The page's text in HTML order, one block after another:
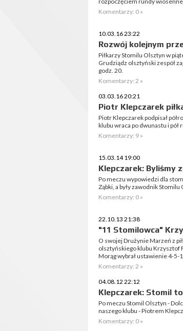
Komentarzy: 0 »
10.03.16 23:22
Rozwój kolejnym
Piłkarzy Stomilu Olsztyn w
Grudziądz olsztyński zespół
godz. 20.
Komentarzy: 2 »
03.03.16 20:21
Piotr Klepczarek
Piotr Klepczarek podpisał
klubu wraca po dwunastu i pół
Komentarzy: 9 »
15.03.14 19:00
Klepczarek: Byliśmy
Po meczu wypowiedzi dla
Ząbki, a były zawodnik Stomilu
Komentarzy: 0 »
22.10.13 21:38
"11 Stomilowca"
O swojej Drużynie Marzeń z
olsztyńskiego klubu Krzysztof
Morąg wybrał ustawienie 4-5-
Komentarzy: 2 »
04.08.12 22:12
Klepczarek: Stomil
Po meczu Stomil Olsztyn -
naszego klubu - Piotrem
Komentarzy: 0 »